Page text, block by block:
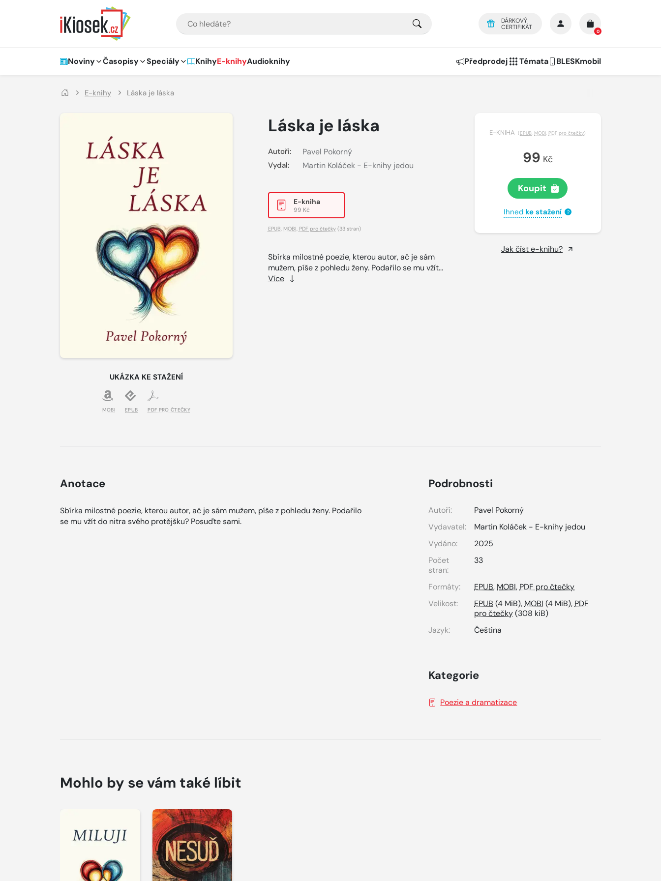
DÁRKOVÝ
CERTIFIKÁT
0
Hlavní navigace
Noviny Časopisy Speciály KnihyE-knihyAudioknihy Předprodej Témata BLESKmobil
E-knihy Láska je láska
UKÁZKA KE STAŽENÍ
MOBI EPUB PDF PRO ČTEČKY
Láska je láska
Autoři: Pavel Pokorný
Vydal: Martin Koláček - E-knihy jedou
E-kniha
99 Kč
EPUB MOBI PDF pro čtečky(33 stran)
Sbírka milostné poezie, kterou autor, ač je sám
mužem, píše z pohledu ženy. Podařilo se mu vžít...
Více
E-KNIHA (EPUB, MOBI, PDF pro čtečky)
99 Kč
Koupit
Ihned ke stažení ?
Jak číst e-knihu?
Anotace
Sbírka milostné poezie, kterou autor, ač je sám mužem, píše z pohledu ženy. Podařilo
se mu vžít do nitra svého protějšku? Posuďte sami.
Podrobnosti
Autoři:
Pavel Pokorný
Vydavatel:
Martin Koláček - E-knihy jedou
Vydáno:
2025
Počet
stran:
33
Formáty: EPUB, MOBI, PDF pro čtečky
Velikost:
EPUB (4 MiB), MOBI (4 MiB), PDF
pro čtečky(308 kiB)
Jazyk:
Čeština
Kategorie
Poezie a dramatizace
Mohlo by se vám také líbit